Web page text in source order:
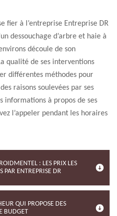
fier à l’entreprise Entreprise DR
dessouchage d’arbre et haie à
découle de son
qualité de ses interventions
différentes méthodes pour
raisons soulevées par ses
informations à propos de ses
l’appeler pendant les horaires
: LES PRIX LES
PAR ENTREPRISE DR
QUI PROPOSE DES
BUDGET